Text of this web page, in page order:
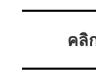
คลิ